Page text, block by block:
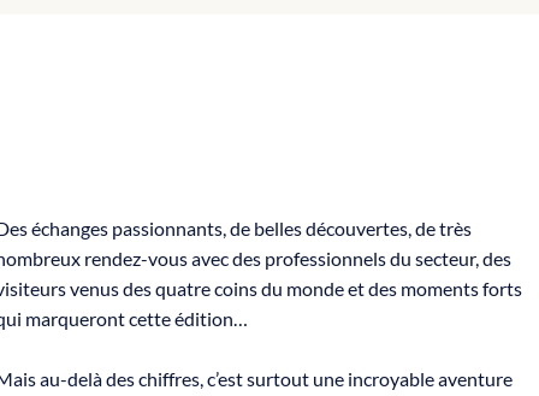
échanges passionnants, de belles découvertes, de très
rendez-vous avec des professionnels du secteur, des
venus des quatre coins du monde et des moments forts
marqueront cette édition…​
au-delà des chiffres, c’est surtout une incroyable aventure